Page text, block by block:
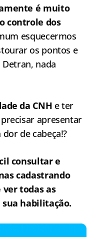
é muito
controle dos
esquecermos
os pontos e
nada
da CNH e ter
apresentar
de cabeça!?
consultar e
cadastrando
ver todas as
habilitação.